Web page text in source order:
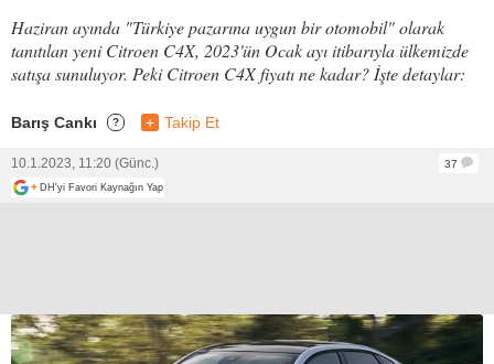
Haziran ayında "Türkiye pazarına uygun bir otomobil" olarak
tanıtılan yeni Citroen C4X, 2023'ün Ocak ayı itibarıyla ülkemizde
satışa sunuluyor. Peki Citroen C4X fiyatı ne kadar? İşte detaylar:
Barış Cankı ? + Takip Et
10.1.2023, 11:20 (Günc.)
37
+ DH'yi Favori Kaynağın Yap